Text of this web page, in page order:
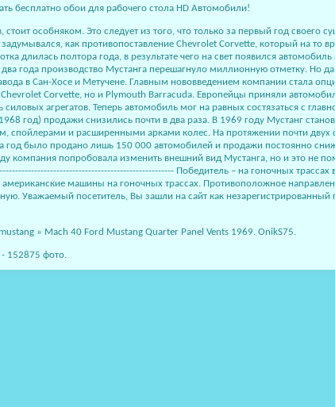
бесплатно обои для рабочего стола HD Автомобили!
особняком. Это следует из того, что только за первый год
как противопоставление Chevrolet Corvette, который на то
длилась полтора года, в результате чего на свет появился
года производство Мустанга перешагнуло миллионную отметку. Но
в Сан-Хосе и Метучене. Главным нововведением компании стала
Corvette, но и Plymouth Barracuda. Европейцы приняли
агрегатов. Теперь автомобиль мог на равных состязаться с
год) продажи снизились почти в два раза. В 1969 году Мустанг
спойлерами и расширенными арками колес. На протяжении почти
год было продано лишь 150 000 автомобилей и продажи постоянно
попробовала изменить внешний вид Мустанга, но и это не
Победитель – на гоночных
машины на гоночных трассах. Противоположное
Уважаемый посетитель, Вы зашли на сайт как
» Mach 40 Ford Mustang Quarter Panel Vents 1969. OnikS75.